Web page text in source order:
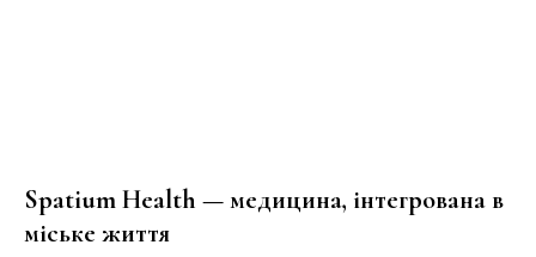
Spatium Health — медицина, інтегрована в
міське життя